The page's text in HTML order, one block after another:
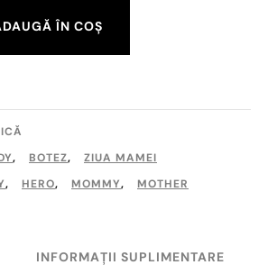
ÎN COȘ
, BOTEZ,
ZIUA MAMEI
, HERO, MOMMY, MOTHER
INFORMAȚII SUPLIMENTARE